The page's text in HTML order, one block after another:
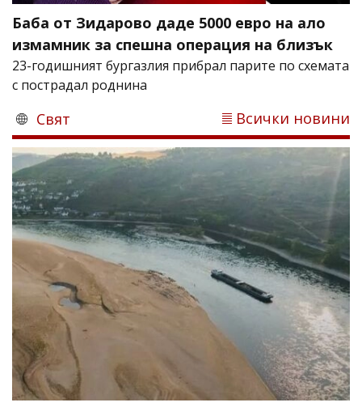
Баба от Зидарово даде 5000 евро на ало
измамник за спешна операция на близък
23-годишният бургазлия прибрал парите по схемата
с пострадал роднина
Свят Всички новини